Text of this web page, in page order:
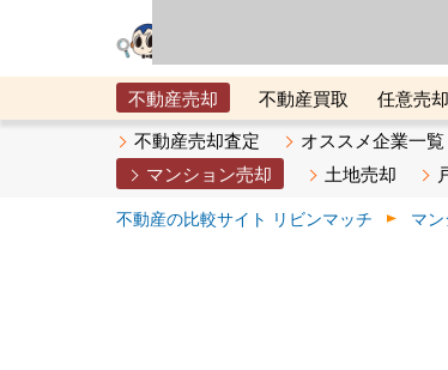
不動産売却 不動産買取 任意売却
メタ住宅展示場
ベスト不動産カンパ
不動産売却査定 オススメ企業一覧
マンション売却
土地売却
不動産の比較サイト リビンマッチ マ